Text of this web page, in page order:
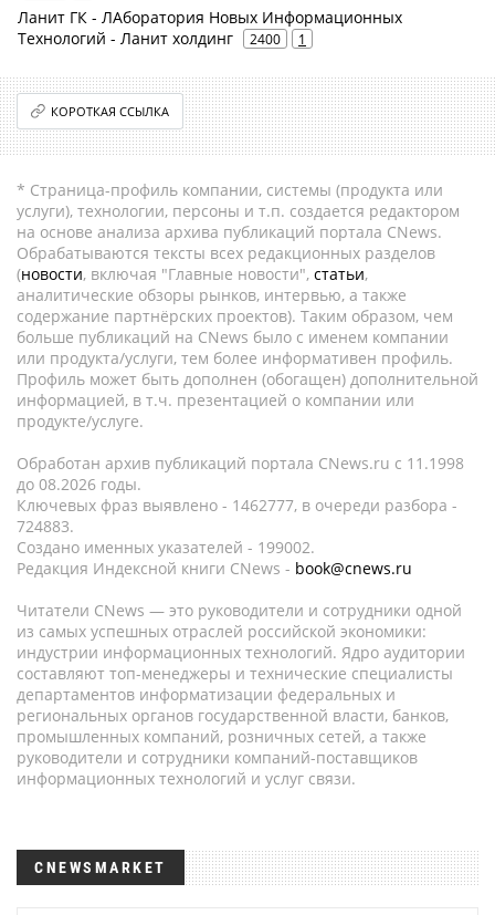
Ланит ГК - ЛАборатория Новых Информационных
Технологий - Ланит холдинг
2400 1
КОРОТКАЯ ССЫЛКА
* Страница-профиль компании, системы (продукта или
услуги), технологии, персоны и т.п. создается редактором
на основе анализа архива публикаций портала CNews.
Обрабатываются тексты всех редакционных разделов
(новости, включая "Главные новости", статьи,
аналитические обзоры рынков, интервью, а также
содержание партнёрских проектов). Таким образом, чем
больше публикаций на CNews было с именем компании
или продукта/услуги, тем более информативен профиль.
Профиль может быть дополнен (обогащен) дополнительной
информацией, в т.ч. презентацией о компании или
продукте/услуге.
Обработан архив публикаций портала CNews.ru c 11.1998
до 08.2026 годы.
Ключевых фраз выявлено - 1462777, в очереди разбора -
724883.
Создано именных указателей - 199002.
Редакция Индексной книги CNews - book@cnews.ru
Читатели CNews — это руководители и сотрудники одной
из самых успешных отраслей российской экономики:
индустрии информационных технологий. Ядро аудитории
составляют топ-менеджеры и технические специалисты
департаментов информатизации федеральных и
региональных органов государственной власти, банков,
промышленных компаний, розничных сетей, а также
руководители и сотрудники компаний-поставщиков
информационных технологий и услуг связи.
CNEWSMARKET